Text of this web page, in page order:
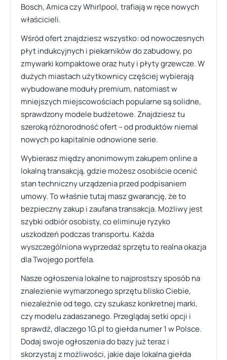
Bosch, Amica czy Whirlpool, trafiają w ręce nowych
właścicieli.
Wśród ofert znajdziesz wszystko: od nowoczesnych
płyt indukcyjnych i piekarników do zabudowy, po
zmywarki kompaktowe oraz huty i płyty grzewcze. W
dużych miastach użytkownicy częściej wybierają
wybudowane moduły premium, natomiast w
mniejszych miejscowościach popularne są solidne,
sprawdzony modele budżetowe. Znajdziesz tu
szeroką różnorodność ofert – od produktów niemal
nowych po kapitalnie odnowione serie.
Wybierasz między anonimowym zakupem online a
lokalną transakcją, gdzie możesz osobiście ocenić
stan techniczny urządzenia przed podpisaniem
umowy. To właśnie tutaj masz gwarancję, że to
bezpieczny zakup i zaufana transakcja. Możliwy jest
szybki odbiór osobisty, co eliminuje ryzyko
uszkodzeń podczas transportu. Każda
wyszczególniona wyprzedaż sprzętu to realna okazja
dla Twojego portfela.
Nasze ogłoszenia lokalne to najprostszy sposób na
znalezienie wymarzonego sprzętu blisko Ciebie,
niezależnie od tego, czy szukasz konkretnej marki,
czy modelu zadaszanego. Przeglądaj setki opcji i
sprawdź, dlaczego 1G.pl to giełda numer 1 w Polsce.
Dodaj swoje ogłoszenia do bazy już teraz i
skorzystaj z możliwości, jakie daje lokalna giełda